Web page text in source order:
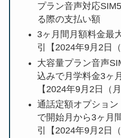
プラン音声対応
る際の支払い額
3ヶ月間月額料金最
引【2024年9月2日（
大容量プラン音声
込みで月学料金3ヶ
【2024年9月2日（
通話定額オプショ
で開始月から3ヶ月
引【2024年9月2日（